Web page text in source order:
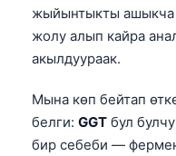
жыйынтыкты ашыкча
жолу алып кайра
акылдуураак.
Мына көп бейтап
белги: GGT бул
бир себеби —
Basa Jawa
Cebuano
ئۇيغۇرچە
Татар теле
Беларуская